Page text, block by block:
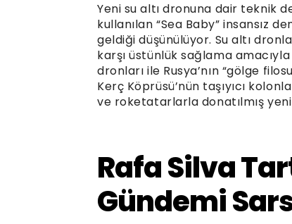
Yeni su altı dronuna dair teknik
kullanılan “Sea Baby” insansız
geldiği düşünülüyor. Su altı
karşı üstünlük sağlama
dronları ile Rusya’nın “gölge
Kerç Köprüsü’nün taşıyıcı
ve roketatarlarla donatılmış yeni